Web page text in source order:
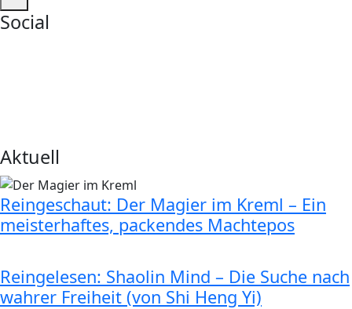
Social
Aktuell
Reingeschaut: Der Magier im Kreml – Ein
meisterhaftes, packendes Machtepos
Reingelesen: Shaolin Mind – Die Suche nach
wahrer Freiheit (von Shi Heng Yi)